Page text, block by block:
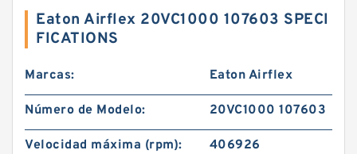
Eaton Airflex 20VC1000 107603 SPECI
FICATIONS
Marcas: Eaton Airflex
Número de Modelo: 20VC1000 107603
Velocidad máxima (rpm): 406926